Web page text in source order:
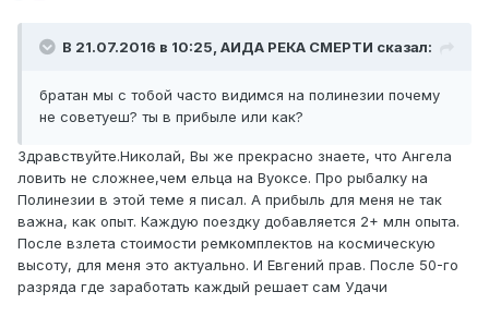
В 21.07.2016 в 10:25, АИДА РЕКА СМЕРТИ сказал:
братан мы с тобой часто видимся на полинезии почему
не советуеш? ты в прибыле или как?
Здравствуйте.Николай, Вы же прекрасно знаете, что Ангела
ловить не сложнее,чем ельца на Вуоксе. Про рыбалку на
Полинезии в этой теме я писал. А прибыль для меня не так
важна, как опыт. Каждую поездку добавляется 2+ млн опыта.
После взлета стоимости ремкомплектов на космическую
высоту, для меня это актуально. И Евгений прав. После 50-го
разряда где заработать каждый решает сам Удачи